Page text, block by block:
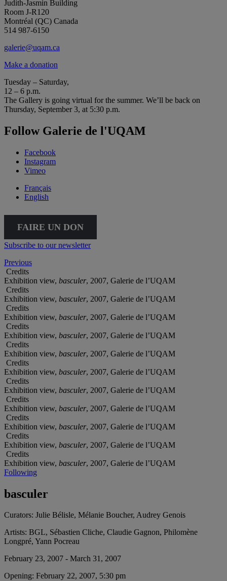
Judith-Jasmin Building
Room J-R120
Montréal (QC) Canada
514 987-6150
galerie@uqam.ca
Make a donation
Tuesday – Saturday,
12 – 6 p.m.
The Gallery is going virtual for the summer. We’ll be back on
Thursday, September 3, at 5:30 p.m.
Follow Galerie de l'UQAM
Facebook
Instagram
Vimeo
Français
English
FAIRE UN DON
Subscribe to our newsletter
Previous
Credits
Exhibition view, basculer, 2007, Galerie de l’UQAM
Credits
Exhibition view, basculer, 2007, Galerie de l’UQAM
Credits
Exhibition view, basculer, 2007, Galerie de l’UQAM
Credits
Exhibition view, basculer, 2007, Galerie de l’UQAM
Credits
Exhibition view, basculer, 2007, Galerie de l’UQAM
Credits
Exhibition view, basculer, 2007, Galerie de l’UQAM
Credits
Exhibition view, basculer, 2007, Galerie de l’UQAM
Credits
Exhibition view, basculer, 2007, Galerie de l’UQAM
Credits
Exhibition view, basculer, 2007, Galerie de l’UQAM
Credits
Exhibition view, basculer, 2007, Galerie de l’UQAM
Credits
Exhibition view, basculer, 2007, Galerie de l’UQAM
Following
basculer
Curators: Julie Bélisle, Mélanie Boucher, Audrey Genois
Artists: BGL, Sébastien Cliche, Claudie Gagnon, Philomène
Longpré, Yann Pocreau
February 23, 2007 - March 31, 2007
Opening: February 22, 2007, 5:30 pm